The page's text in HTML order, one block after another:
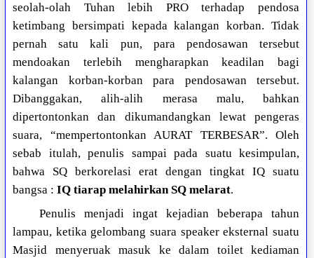
seolah-olah Tuhan lebih PRO terhadap pendosa
ketimbang bersimpati kepada kalangan korban. Tidak
pernah satu kali pun, para pendosawan tersebut
mendoakan terlebih mengharapkan keadilan bagi
kalangan korban-korban para pendosawan tersebut.
Dibanggakan, alih-alih merasa malu, bahkan
dipertontonkan dan dikumandangkan lewat pengeras
suara, “mempertontonkan AURAT TERBESAR”. Oleh
sebab itulah, penulis sampai pada suatu kesimpulan,
bahwa SQ berkorelasi erat dengan tingkat IQ suatu
bangsa :IQ tiarap melahirkan SQ melarat.
Penulis menjadi ingat kejadian beberapa tahun
lampau, ketika gelombang suara speaker eksternal suatu
Masjid menyeruak masuk ke dalam toilet kediaman